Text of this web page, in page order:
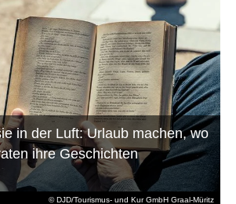
© DJD/Tourismus- und Kur GmbH Graal-Müritz
in der Luft: Urlaub machen, wo
ihre Geschichten